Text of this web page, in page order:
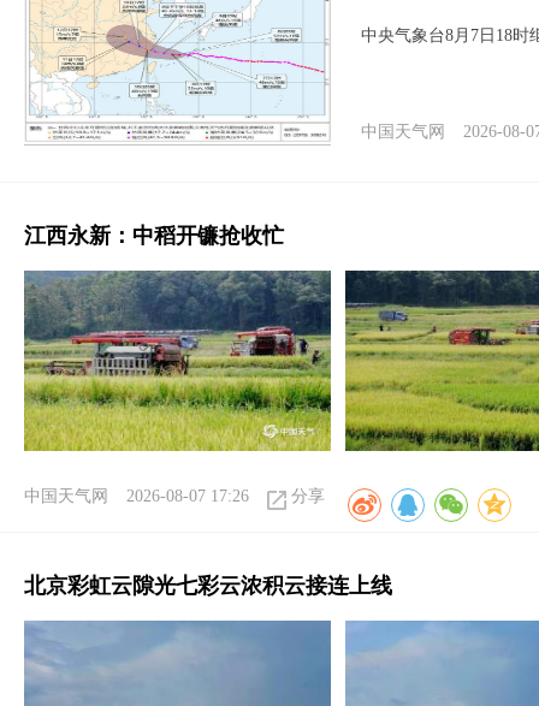
中央气象台8月7日18时
中国天气网 2026-08-
江西永新：中稻开镰抢收忙
中国天气网 2026-08-07 17:26 分享
北京彩虹云隙光七彩云浓积云接连上线